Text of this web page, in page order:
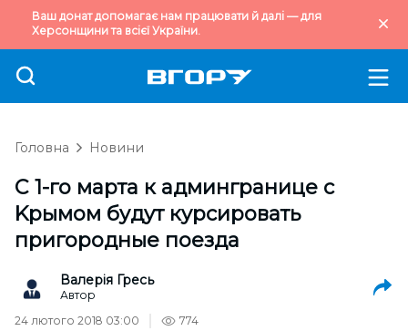
Ваш донат допомагає нам працювати й далі — для
Херсонщини та всієї України.
Головна Новини
C 1-гo мapтa к aдмингpaницe c
Kpымoм бyдyт кypcиpoвaть
пpигopoдныe пoeздa
Валерія Гресь
Автор
24 лютого 2018 03:00
774